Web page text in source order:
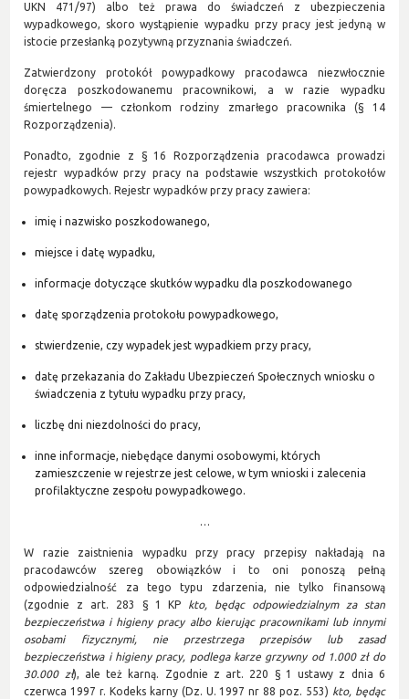
UKN 471/97) albo też prawa do świadczeń z ubezpieczenia
wypadkowego, skoro wystąpienie wypadku przy pracy jest jedyną w
istocie przesłanką pozytywną przyznania świadczeń.
Zatwierdzony protokół powypadkowy pracodawca niezwłocznie
doręcza poszkodowanemu pracownikowi, a w razie wypadku
śmiertelnego — członkom rodziny zmarłego pracownika (§ 14
Rozporządzenia).
Ponadto, zgodnie z § 16 Rozporządzenia pracodawca prowadzi
rejestr wypadków przy pracy na podstawie wszystkich protokołów
powypadkowych. Rejestr wypadków przy pracy zawiera:
imię i nazwisko poszkodowanego,
miejsce i datę wypadku,
informacje dotyczące skutków wypadku dla poszkodowanego
datę sporządzenia protokołu powypadkowego,
stwierdzenie, czy wypadek jest wypadkiem przy pracy,
datę przekazania do Zakładu Ubezpieczeń Społecznych wniosku o
świadczenia z tytułu wypadku przy pracy,
liczbę dni niezdolności do pracy,
inne informacje, niebędące danymi osobowymi, których
zamieszczenie w rejestrze jest celowe, w tym wnioski i zalecenia
profilaktyczne zespołu powypadkowego.
…
W razie zaistnienia wypadku przy pracy przepisy nakładają na
pracodawców szereg obowiązków i to oni ponoszą pełną
odpowiedzialność za tego typu zdarzenia, nie tylko finansową
(zgodnie z art. 283 § 1 KP kto, będąc odpowiedzialnym za stan
bezpieczeństwa i higieny pracy albo kierując pracownikami lub innymi
osobami fizycznymi, nie przestrzega przepisów lub zasad
bezpieczeństwa i higieny pracy, podlega karze grzywny od 1.000 zł do
30.000 zł), ale też karną. Zgodnie z art. 220 § 1 ustawy z dnia 6
czerwca 1997 r. Kodeks karny (Dz. U. 1997 nr 88 poz. 553) kto, będąc